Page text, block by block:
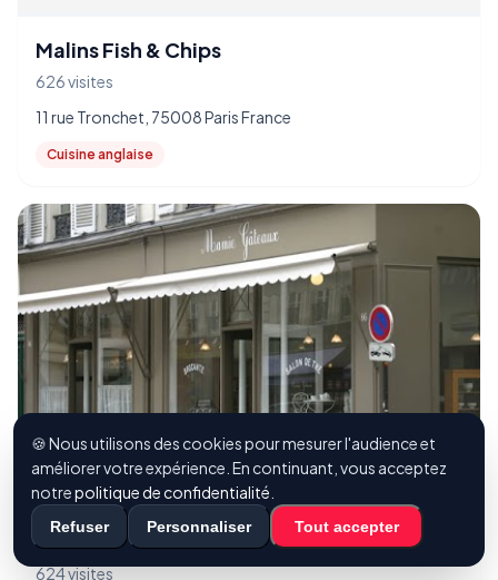
Malins Fish & Chips
626 visites
11 rue Tronchet, 75008 Paris France
Cuisine anglaise
Coffee Room
624 visites
🍪 Nous utilisons des cookies pour mesurer l'audience et
améliorer votre expérience. En continuant, vous acceptez
notrepolitique de confidentialité
Refuser Personnaliser Tout accepter